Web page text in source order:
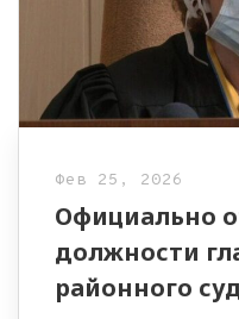
Фев 25, 2026
Официально
должности
районного